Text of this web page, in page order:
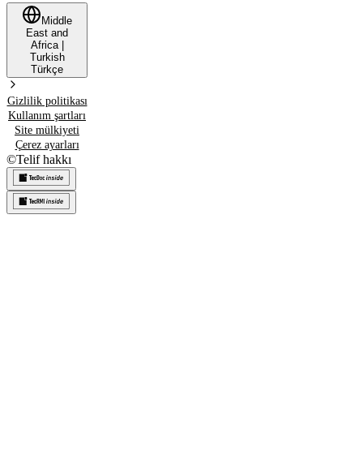
Middle
East and
Africa|
Turkish
Türkçe
Gizlilik politikası
Kullanım şartları
Site mülkiyeti
Çerez ayarları
©Telif hakkı